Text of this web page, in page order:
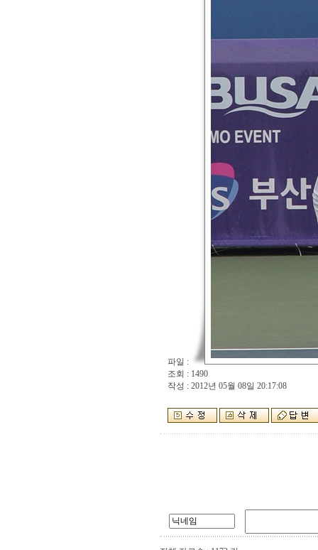
파일 :
조회 : 1490
작성 : 2012년 05월 08일 20:17:08